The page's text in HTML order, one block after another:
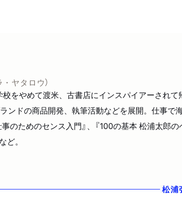
・ヤタロウ）
をやめて渡米、古書店にインスパイアーされ
ンドの商品開発、執筆活動などを展開。仕事で
のためのセンス入門』、『100の基本 松浦太郎
ど。
松浦